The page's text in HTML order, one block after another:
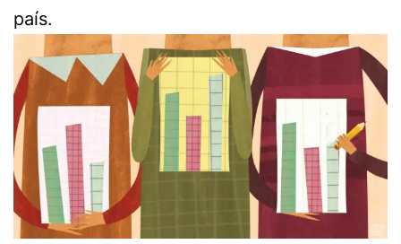
país.